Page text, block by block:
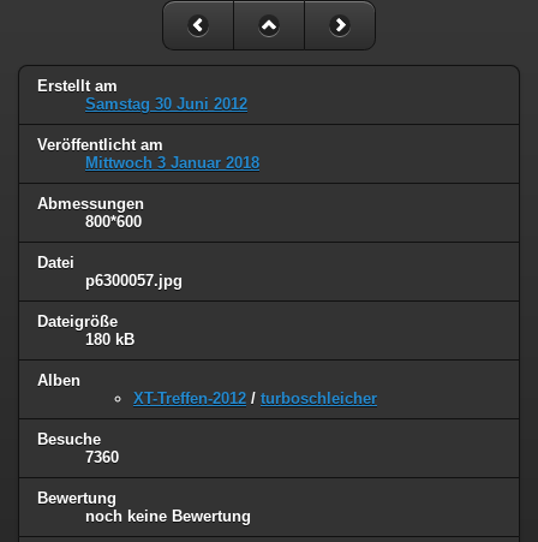
Erstellt am
Samstag 30 Juni 2012
Veröffentlicht am
Mittwoch 3 Januar 2018
Abmessungen
800*600
Datei
p6300057.jpg
Dateigröße
180 kB
Alben
XT-Treffen-2012 / turboschleicher
Besuche
7360
Bewertung
noch keine Bewertung